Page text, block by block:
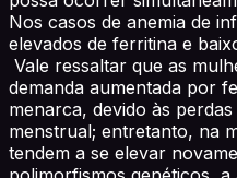
Nos casos de anemia de
elevados de ferritina e
Vale ressaltar que as
demanda aumentada por
menarca, devido às
menstrual; entretanto, na
tendem a se elevar